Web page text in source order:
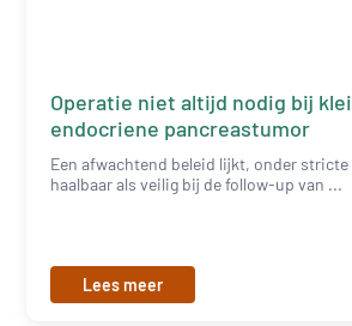
Operatie niet altijd nodig bij
endocriene pancreastumor
Een afwachtend beleid lijkt, onder
haalbaar als veilig bij de follow-up van ...
Lees meer